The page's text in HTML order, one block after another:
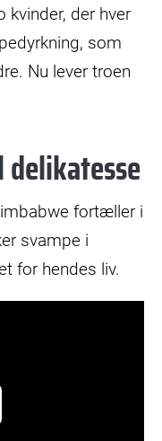
der hver
som
Nu lever troen
fortæller i
svampe i
for hendes liv.